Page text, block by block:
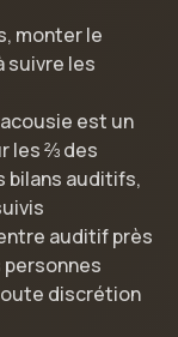
monter le
suivre les
est un
les ⅔ des
bilans auditifs,
auditif près
discrétion